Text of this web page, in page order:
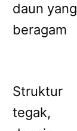
daun yang
beragam
Struktur
tegak,